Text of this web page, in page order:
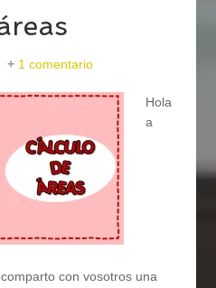
1 comentario
Hola
a
con vosotros una